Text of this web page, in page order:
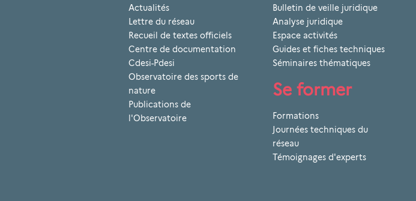
Actualités
Lettre du réseau
Recueil de textes officiels
Centre de documentation
Cdesi-Pdesi
Observatoire des sports de
nature
Publications de
l'Observatoire
Bulletin de veille juridique
Analyse juridique
Espace activités
Guides et fiches techniques
Séminaires thématiques
Se former
Formations
Journées techniques du
réseau
Témoignages d'experts